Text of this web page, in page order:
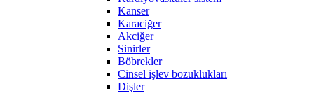
Kanser
Karaciğer
Akciğer
Sinirler
Böbrekler
Cinsel işlev bozuklukları
Dişler